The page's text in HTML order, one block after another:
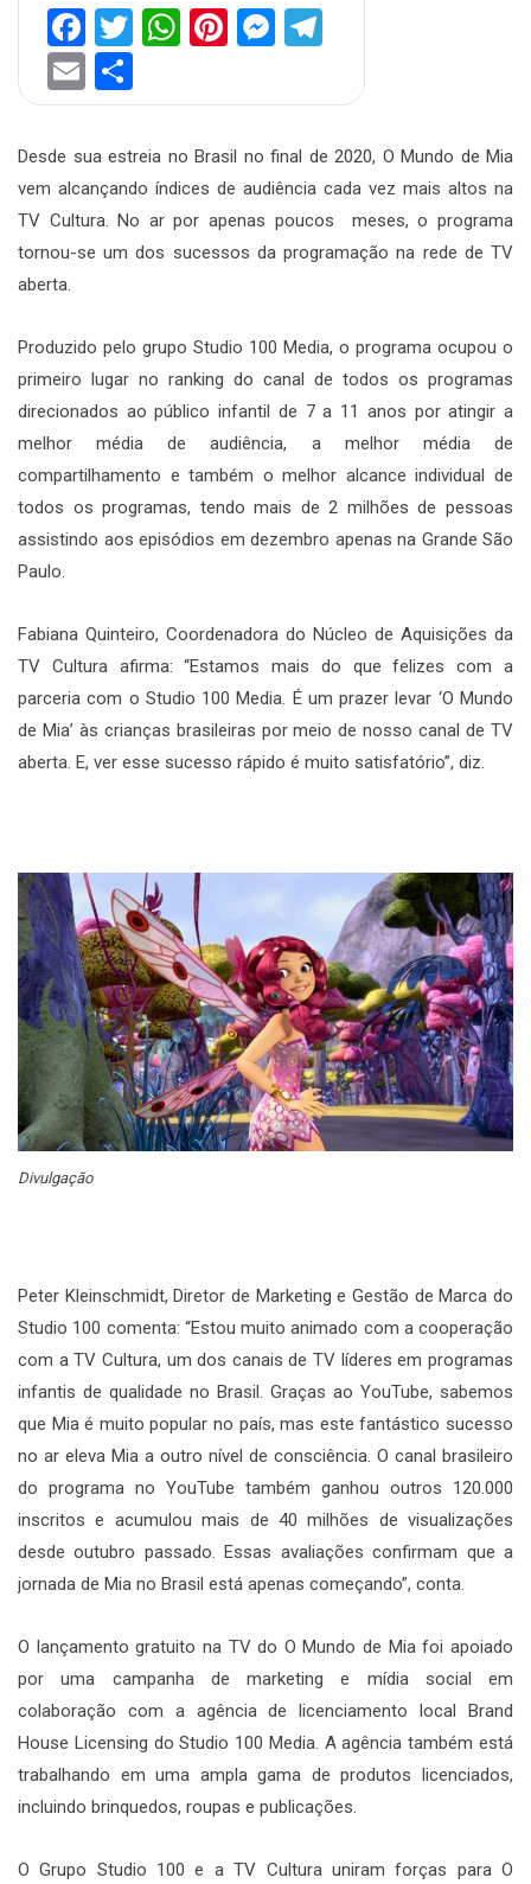
Facebook
Twitter
WhatsApp
Pinterest
Messenger
Email
Desde sua estreia no Brasil no final de 2020, O Mundo de Mia
vem alcançando índices de audiência cada vez mais altos na
TV Cultura. No ar por apenas poucos meses, o programa
tornou-se um dos sucessos da programação na rede de TV
aberta.
Produzido pelo grupo Studio 100 Media, o programa ocupou o
primeiro lugar no ranking do canal de todos os programas
direcionados ao público infantil de 7 a 11 anos por atingir a
melhor média de audiência, a melhor média de
compartilhamento e também o melhor alcance individual de
todos os programas, tendo mais de 2 milhões de pessoas
assistindo aos episódios em dezembro apenas na Grande São
Paulo.
Fabiana Quinteiro, Coordenadora do Núcleo de Aquisições da
TV Cultura afirma: “Estamos mais do que felizes com a
parceria com o Studio 100 Media. É um prazer levar ‘O Mundo
de Mia’ às crianças brasileiras por meio de nosso canal de TV
aberta. E, ver esse sucesso rápido é muito satisfatório”, diz.
Divulgação
Peter Kleinschmidt, Diretor de Marketing e Gestão de Marca do
Studio 100 comenta: “Estou muito animado com a cooperação
com a TV Cultura, um dos canais de TV líderes em programas
infantis de qualidade no Brasil. Graças ao YouTube, sabemos
que Mia é muito popular no país, mas este fantástico sucesso
no ar eleva Mia a outro nível de consciência. O canal brasileiro
do programa no YouTube também ganhou outros 120.000
inscritos e acumulou mais de 40 milhões de visualizações
desde outubro passado. Essas avaliações confirmam que a
jornada de Mia no Brasil está apenas começando”, conta.
O lançamento gratuito na TV do O Mundo de Mia foi apoiado
por uma campanha de marketing e mídia social em
colaboração com a agência de licenciamento local Brand
House Licensing do Studio 100 Media. A agência também está
trabalhando em uma ampla gama de produtos licenciados,
incluindo brinquedos, roupas e publicações.
O Grupo Studio 100 e a TV Cultura uniram forças para O